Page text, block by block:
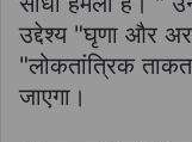
उद्देश्य "घृणा और
"लोकतांत्रिक
जाएगा।